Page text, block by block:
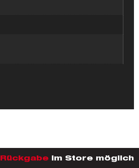
Rückgabe im Store möglich